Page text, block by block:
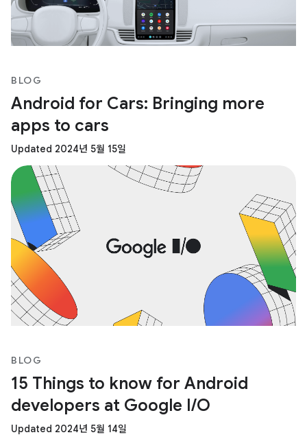
BLOG
Android for Cars: Bringing more
apps to cars
Updated 2024년 5월 15일
BLOG
15 Things to know for Android
developers at Google I/O
Updated 2024년 5월 14일